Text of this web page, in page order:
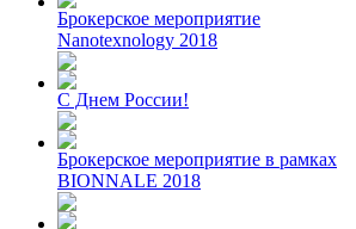
Брокерское мероприятие
Nanotexnology 2018
С Днем России!
Брокерское мероприятие в рамках
BIONNALE 2018